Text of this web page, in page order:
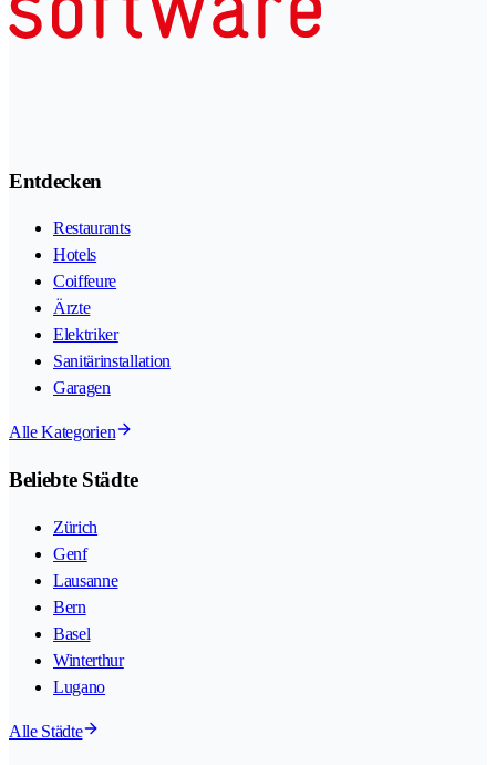
Entdecken
Restaurants
Hotels
Coiffeure
Ärzte
Elektriker
Sanitärinstallation
Garagen
Alle Kategorien
Beliebte Städte
Zürich
Genf
Lausanne
Bern
Basel
Winterthur
Lugano
Alle Städte